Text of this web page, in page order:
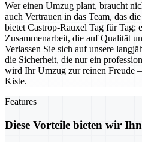
Wer einen Umzug plant, braucht
auch Vertrauen in das Team, das
bietet Castrop-Rauxel Tag für Tag:
Zusammenarbeit, die auf Qualität
Verlassen Sie sich auf unsere
die Sicherheit, die nur ein
wird Ihr Umzug zur reinen Freude
Kiste.
Features
Diese Vorteile bieten wir